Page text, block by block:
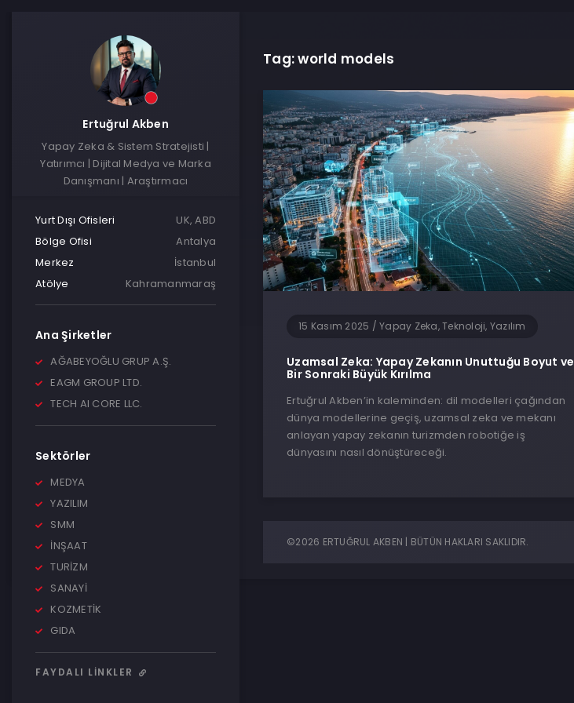
Ertuğrul Akben
Yapay Zeka & Sistem Stratejisti |
Yatırımcı | Dijital Medya ve Marka
Danışmanı | Araştırmacı
Yurt Dışı Ofisleri
UK, ABD
Bölge Ofisi
Antalya
Merkez
İstanbul
Atölye
Kahramanmaraş
Ana Şirketler
AĞABEYOĞLU GRUP A.Ş.
EAGM GROUP LTD.
TECH AI CORE LLC.
Sektörler
MEDYA
YAZILIM
SMM
İNŞAAT
TURİZM
SANAYİ
KOZMETİK
GIDA
FAYDALI LINKLER
Tag: world models
15 Kasım 2025 / Yapay Zeka, Teknoloji, Yazılım
Uzamsal Zeka: Yapay Zekanın Unuttuğu Boyut ve
Bir Sonraki Büyük Kırılma
Ertuğrul Akben’in kaleminden: dil modelleri çağından
dünya modellerine geçiş, uzamsal zeka ve mekanı
anlayan yapay zekanın turizmden robotiğe iş
dünyasını nasıl dönüştüreceği.
©2026 ERTUĞRUL AKBEN | BÜTÜN HAKLARI SAKLIDIR.